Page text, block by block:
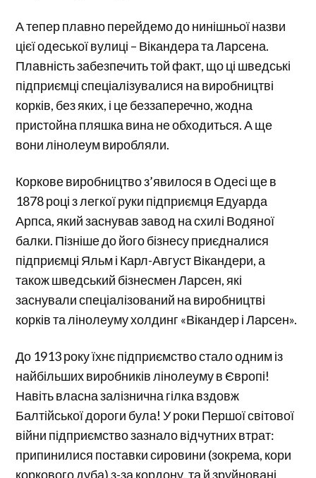
А тепер плавно перейдемо до нинішньої назви
цієї одеської вулиці – Вікандера та Ларсена.
Плавність забезпечить той факт, що ці шведські
підприємці спеціалізувалися на виробництві
корків, без яких, і це беззаперечно, жодна
пристойна пляшка вина не обходиться. А ще
вони лінолеум виробляли.
Коркове виробництво з’явилося в Одесі ще в
1878 році з легкої руки підприємця Едуарда
Арпса, який заснував завод на схилі Водяної
балки. Пізніше до його бізнесу приєдналися
підприємці Яльм і Карл-Август Вікандери, а
також шведський бізнесмен Ларсен, які
заснували спеціалізований на виробництві
корків та лінолеуму холдинг «Вікандер і Ларсен».
До 1913 року їхнє підприємство стало одним із
найбільших виробників лінолеуму в Європі!
Навіть власна залізнична гілка вздовж
Балтійської дороги була! У роки Першої світової
війни підприємство зазнало відчутних втрат:
припинилися поставки сировини (зокрема, кори
коркового дуба) з-за кордону, та й зруйновані